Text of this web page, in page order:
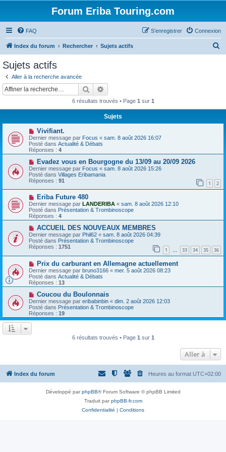
Forum Eriba Touring.com
FAQ Connexion
S’enregistrer
Index du forum Rechercher Sujets actifs
r
Sujets actifs
Aller à la recherche avancée
Rechercher
6 résultats trouvés • Page 1 sur 1
Sujets
N
o
u
v
e
a
u
m
e
s
s
a
g
e
Vivifiant.
Dernier message par Focus « sam. 8 août 2026 16:07
Posté dans Actualité & Débats
Réponses : 4
N
o
u
v
e
a
m
e
s
s
a
g
e
Evadez vous en Bourgogne du 13/09 au 20/09 2026
Dernier message par Focus « sam. 8 août 2026 15:26
Posté dans Villages Eribamania
Réponses : 91 1 2
N
o
u
v
e
u
m
e
s
s
a
g
e
Eriba Future 480
Dernier message par LANDERIBA « sam. 8 août 2026 12:10
Posté dans Présentation & Trombinoscope
Réponses : 4
N
o
u
v
e
a
u
m
e
s
s
a
g
e
ACCUEIL DES NOUVEAUX MEMBRES
Dernier message par Phil62 « sam. 8 août 2026 04:39
Posté dans Présentation & Trombinoscope
Réponses : 1751 1 … 33 34 35 36
N
o
u
v
e
a
m
e
s
Prix ​​du carburant en Allemagne actuellement
Dernier message par bruno3166 « mer. 5 août 2026 08:23
Posté dans Actualité & Débats
Réponses : 13
N
o
u
v
e
g
e
Coucou du Boulonnais
Dernier message par eribabinbin « dim. 2 août 2026 12:03
Posté dans Présentation & Trombinoscope
Réponses : 19
6 résultats trouvés • Page 1 sur 1
Aller à
Index du forum Heures au format UTC+02:00
Développé parphpBB® Forum Software © phpBB Limited
Traduit parphpBB-fr.com
Confidentialité | Conditions